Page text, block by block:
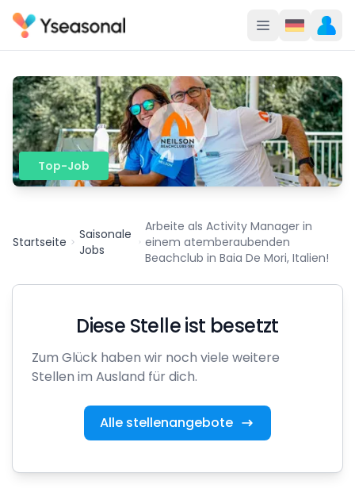
Top-Job
Startseite
Saisonale
Jobs
Arbeite als Activity Manager in
einem atemberaubenden
Beachclub in Baia De Mori, Italien!
Diese Stelle ist besetzt
Zum Glück haben wir noch viele weitere
Stellen im Ausland für dich.
Alle stellenangebote